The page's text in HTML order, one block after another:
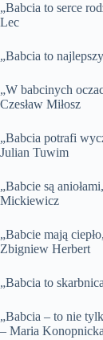
„Babcia to serce
Lec
„Babcia to
„W babcinych
Czesław Miłosz
„Babcia potrafi
Julian Tuwim
„Babcie są
Mickiewicz
„Babcie mają
Zbigniew Herbert
„Babcia to
„Babcia – to nie
– Maria Konopnicka